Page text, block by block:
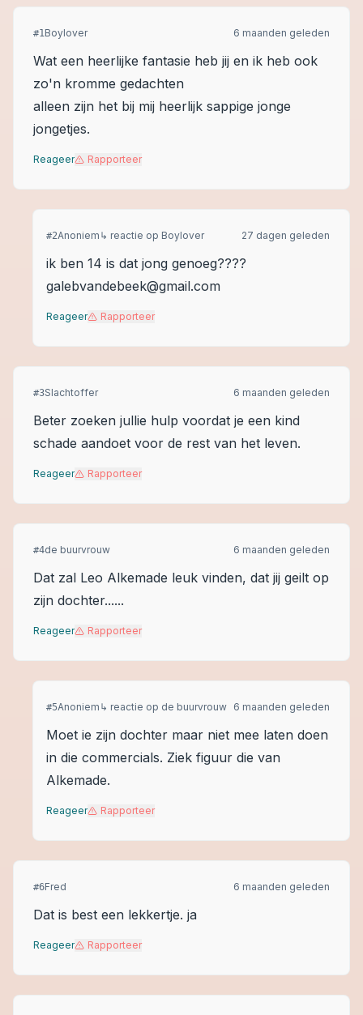
#1Boylover 6 maanden geleden
Wat een heerlijke fantasie heb jij en ik heb ook
zo'n kromme gedachten
alleen zijn het bij mij heerlijk sappige jonge
jongetjes.
Reageer Rapporteer
#2Anoniem ↳ reactie op Boylover 27 dagen geleden
ik ben 14 is dat jong genoeg????
galebvandebeek@gmail.com
Reageer Rapporteer
#3Slachtoffer 6 maanden geleden
Beter zoeken jullie hulp voordat je een kind
schade aandoet voor de rest van het leven.
Reageer Rapporteer
#4de buurvrouw 6 maanden geleden
Dat zal Leo Alkemade leuk vinden, dat jij geilt op
zijn dochter......
Reageer Rapporteer
#5Anoniem ↳ reactie op de buurvrouw 6 maanden geleden
Moet ie zijn dochter maar niet mee laten doen
in die commercials. Ziek figuur die van
Alkemade.
Reageer Rapporteer
#6Fred 6 maanden geleden
Dat is best een lekkertje. ja
Reageer Rapporteer